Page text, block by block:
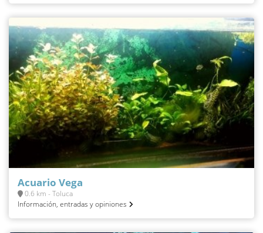
Acuario Vega
0.6 km - Toluca
Información, entradas y opiniones